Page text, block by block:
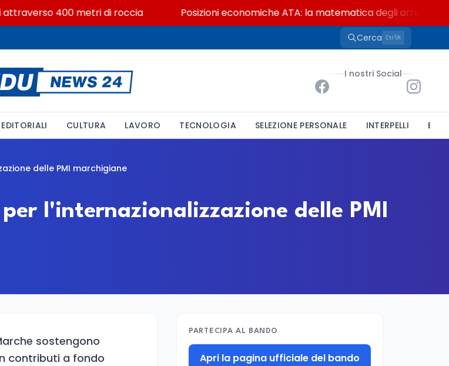
400 metri di roccia Posizioni economiche ATA: la matematica degli arretrati fino
Cerca CtrlK
I nostri Social
EDITORIALI CULTURA LAVORO TECNOLOGIA SELEZIONE PERSONALE INTERPELLI
delle PMI marchigiane
l'internazionalizzazione delle PMI
sostengono
contributi a fondo
PARTECIPA AL BANDO
Apri la pagina ufficiale del bando